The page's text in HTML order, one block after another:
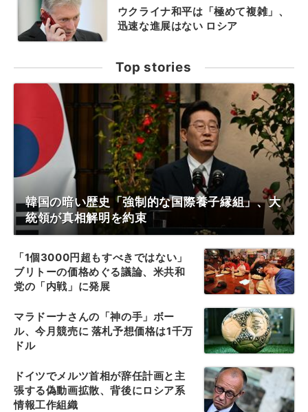
ウクライナ和平は「極めて複雑」、
迅速な進展はない ロシア
Top stories
韓国の暗い歴史「強制的な国際養子縁組」、大
統領が真相解明を約束
「1個3000円超もすべきではない」
ブリトーの価格めぐる議論、米共和
党の「内戦」に発展
マラドーナさんの「神の手」ボー
ル、今月競売に 落札予想価格は1千万
ドル
ドイツでメルツ首相が辞任計画と主
張する偽動画拡散、背後にロシア系
情報工作組織